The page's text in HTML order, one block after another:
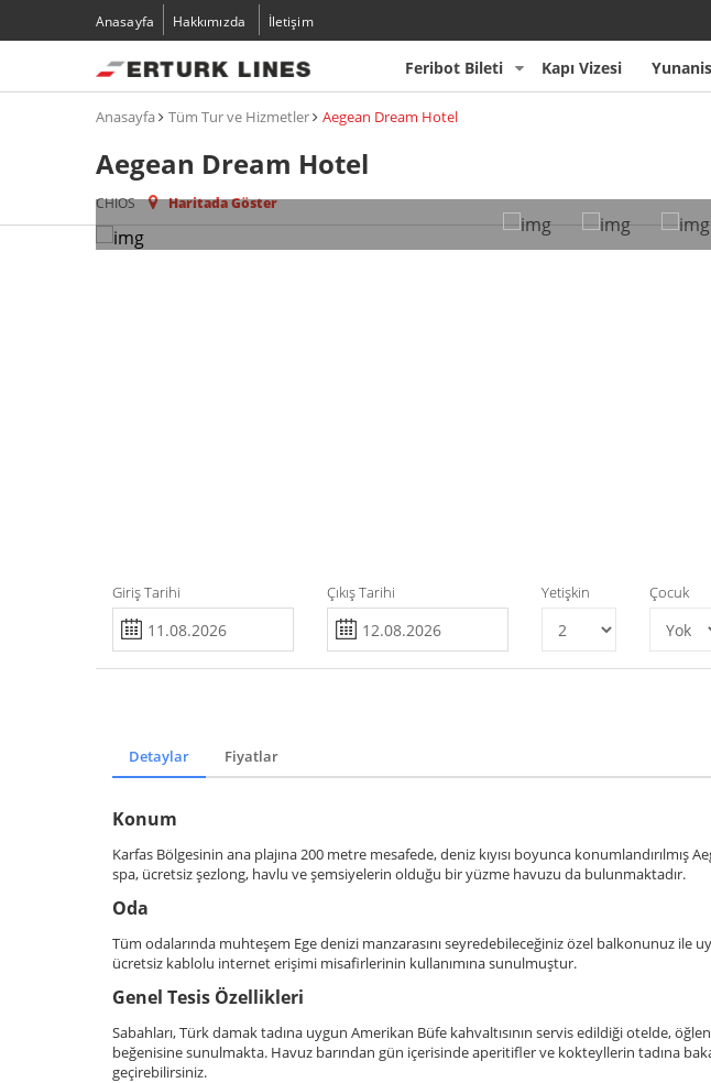
Anasayfa Hakkımızda İletişim
Feribot Bileti Kapı Vizesi
Anasayfa Tüm Tur ve Hizmetler Aegean Dream Hotel
Aegean Dream Hotel
CHIOS Haritada Göster
Giriş Tarihi Çıkış Tarihi Yetişkin Çocuk
Detaylar Fiyatlar
Konum
Karfas Bölgesinin ana plajına 200 metre mesafede, deniz kıyısı boyunca konumlandırılmış
spa, ücretsiz şezlong, havlu ve şemsiyelerin olduğu bir yüzme havuzu da bulunmaktadır.
Oda
Tüm odalarında muhteşem Ege denizi manzarasını seyredebileceğiniz özel balkonunuz ile
ücretsiz kablolu internet erişimi misafirlerinin kullanımına sunulmuştur.
Genel Tesis Özellikleri
Sabahları, Türk damak tadına uygun Amerikan Büfe kahvaltısının servis edildiği otelde,
beğenisine sunulmakta. Havuz barından gün içerisinde aperitifler ve kokteyllerin tadına
geçirebilirsiniz.